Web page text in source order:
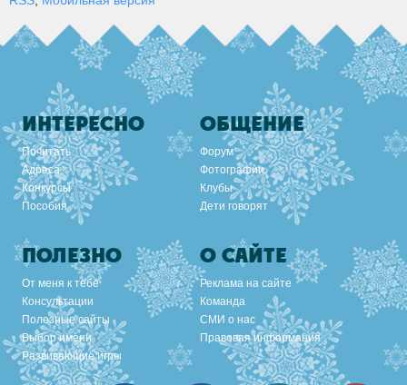
ИНТЕРЕСНО
Почитать
Адреса
Конкурсы
Пособия
ОБЩЕНИЕ
Форум
Фотографии
Клубы
Дети говорят
ПОЛЕЗНО
От меня к тебе
Консультации
Полезные сайты
Выбор имени
Развивающие игры
О САЙТЕ
Реклама на сайте
Команда
СМИ о нас
Правовая информация